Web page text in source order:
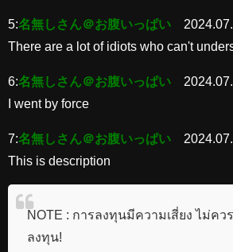
5:名無しさん＠お腹いっぱい
There are a lot of idiots who can't
6:名無しさん＠お腹いっぱい
I went by force
7:名無しさん＠お腹いっぱい
This is description
NOTE : การลงทุนมีความเสี่ยง ไม่คว
ลงทุน!